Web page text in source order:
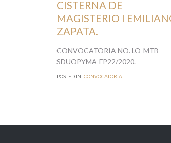
CISTERNA DE
MAGISTERIO I
ZAPATA.
CONVOCATORIA NO. LO-MTB-
SDUOPYMA-FP22/2020.
POSTED IN: CONVOCATORIA